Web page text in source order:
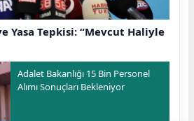
Yasa Tepkisi: “Mevcut Haliyle
Adalet Bakanlığı 15 Bin Personel
Alımı Sonuçları Bekleniyor